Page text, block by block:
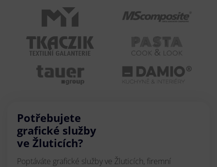
Potřebujete
grafické služby
ve Žluticích?
Poptáváte grafické služby ve Žluticích, firemní